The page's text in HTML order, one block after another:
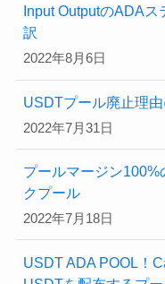
Input OutputのADA
訳
2022年8月6日
USDTプール廃止理
2022年7月31日
プールマージン
クプール
2022年7月18日
USDT ADA POOL！